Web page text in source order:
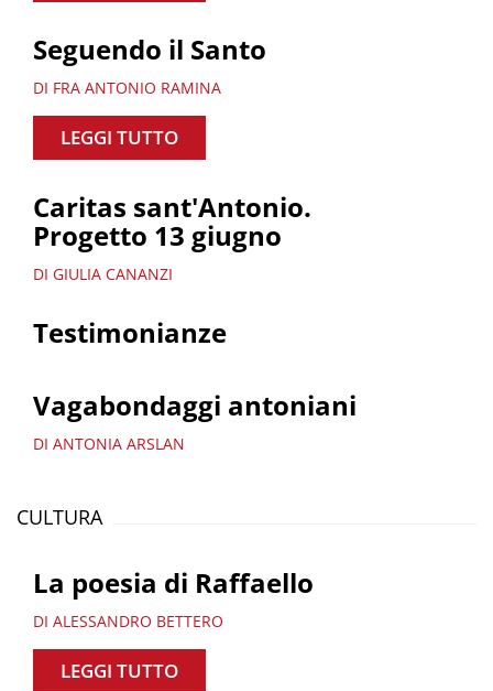
Seguendo il Santo
DI FRA ANTONIO RAMINA
LEGGI TUTTO
Caritas sant'Antonio.
Progetto 13 giugno
DI GIULIA CANANZI
Testimonianze
Vagabondaggi antoniani
DI ANTONIA ARSLAN
CULTURA
La poesia di Raffaello
DI ALESSANDRO BETTERO
LEGGI TUTTO